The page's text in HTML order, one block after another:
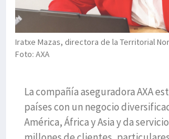
Iratxe Mazas, directora de la Territorial
Foto: AXA
La compañía aseguradora AXA
países con un negocio
América, África y Asia y da